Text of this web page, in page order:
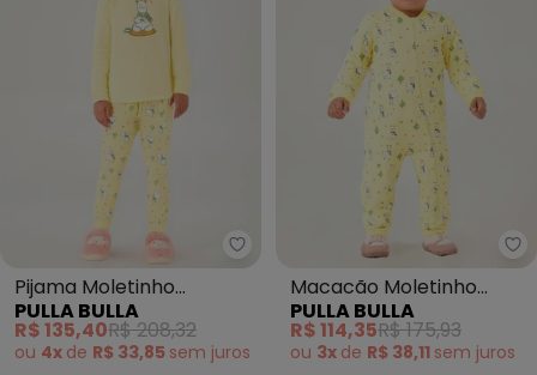
Pulla Bulla - Pijama Moletinho
Pijama Moletinho
(Amarelo)
PULLA BULLA
R$ 135,40R$ 208,32
ou 4x de R$ 33,85 sem juros
Macacão Moletinho
(Amarelo)
PULLA BULLA
R$ 114,35R$ 175,93
ou 3x de R$ 38,11 sem juros